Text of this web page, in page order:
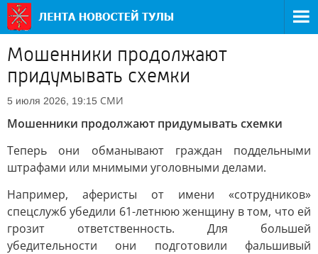
Мошенники продолжают
придумывать схемки
5 июля 2026, 19:15 СМИ
Мошенники продолжают придумывать схемки
Теперь они обманывают граждан поддельными
штрафами или мнимыми уголовными делами.
Например, аферисты от имени «сотрудников»
спецслужб убедили 61-летнюю женщину в том, что ей
грозит ответственность. Для большей
убедительности они подготовили фальшивый